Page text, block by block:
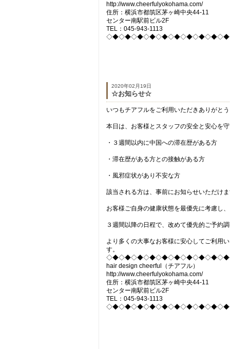
http://www.cheerfulyokohama.com/
住所：横浜市都筑区茅ヶ崎中央44-11
センター南駅前ビル2F
TEL：045-943-1113
2020年02月19日
☆お知らせ☆
いつもチアフルをご利用いただきありがと
本日は、お客様とスタッフの安全と安心を
・３週間以内に中国への滞在歴がある方
・滞在歴がある方との接触がある方
・風邪症状があり不安な方
該当される方は、事前にお知らせいただけ
お客様ご自身の健康状態を最優先に考慮し
３週間以降の日程で、改めて優先的ご予約
より多くの大事なお客様に安心してご利用
す。
hair design cheerful（チアフル）
http://www.cheerfulyokohama.com/
住所：横浜市都筑区茅ヶ崎中央44-11
センター南駅前ビル2F
TEL：045-943-1113